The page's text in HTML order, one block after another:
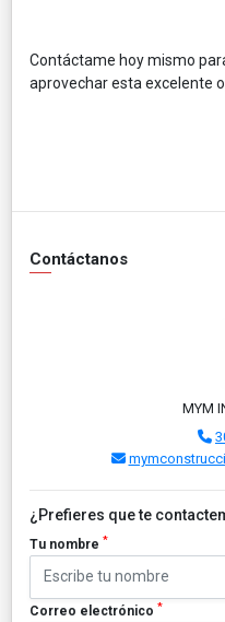
Contáctame hoy mismo
aprovechar esta excelente
Contáctanos
MYM
¿Prefieres que te
Tu nombre *
Correo electrónico *